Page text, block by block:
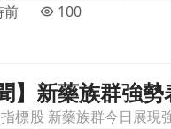
前 100
股帶動個股題材發酵文
】新藥族群強